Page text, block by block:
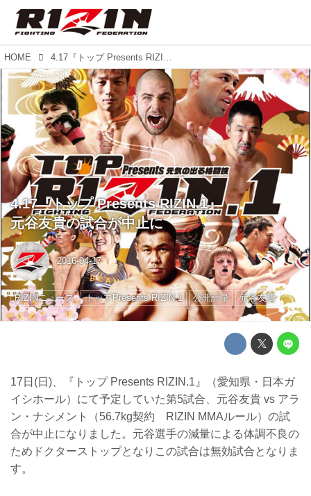
HOME 4.17『トップ Presents RIZIN.1』 元谷友貴の試合が中止に
4.17『トップ Presents RIZIN.1』
元谷友貴の試合が中止に
2016-04-17
RIZINニュース トップPresents RIZIN.1 公開計量 元谷友貴
17日(日)、『トップ Presents RIZIN.1』（愛知県・日本ガ
イシホール）にて予定していた第5試合、元谷友貴 vs アラ
ン・ナシメント（56.7kg契約 RIZIN MMAルール）の試
合が中止になりました。元谷選手の減量による体調不良の
ためドクターストップとなりこの試合は無効試合となりま
す。